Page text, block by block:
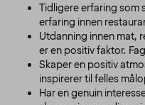
Tidligere erfaring som
erfaring innen
Utdanning innen mat,
er en positiv faktor.
Skaper en positiv
inspirerer til felles
Har en genuin